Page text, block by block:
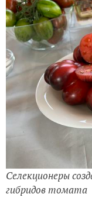
Селекционеры
гибридов томата